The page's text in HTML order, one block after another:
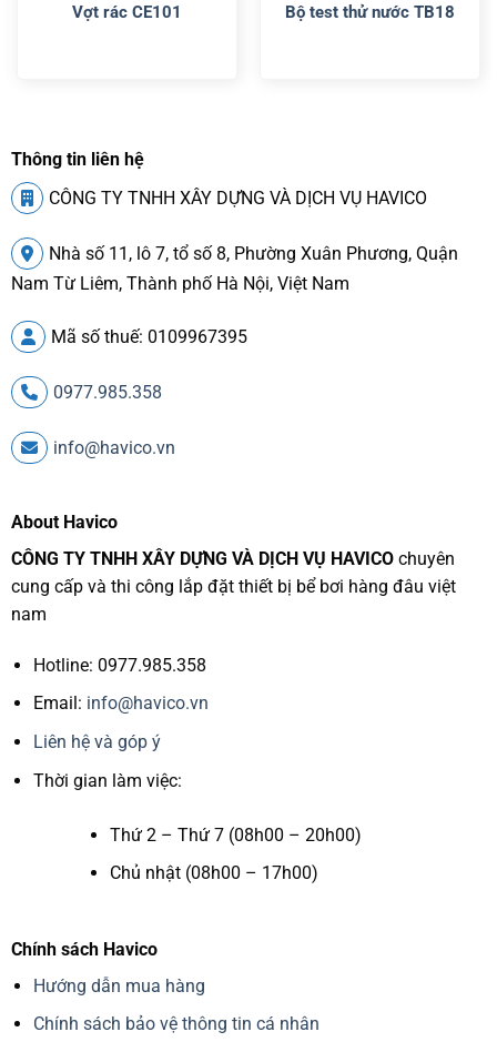
Vợt rác CE101 Bộ test thử nước TB18
Thông tin liên hệ
CÔNG TY TNHH XÂY DỰNG VÀ DỊCH VỤ HAVICO
Nhà số 11, lô 7, tổ số 8, Phường Xuân Phương, Quận
Nam Từ Liêm, Thành phố Hà Nội, Việt Nam
Mã số thuế: 0109967395
0977.985.358
info@havico.vn
About Havico
CÔNG TY TNHH XÂY DỰNG VÀ DỊCH VỤ HAVICO chuyên
cung cấp và thi công lắp đặt thiết bị bể bơi hàng đâu việt
nam
Hotline: 0977.985.358
Email: info@havico.vn
Liên hệ và góp ý
Thời gian làm việc:
Thứ 2 – Thứ 7 (08h00 – 20h00)
Chủ nhật (08h00 – 17h00)
Chính sách Havico
Hướng dẫn mua hàng
Chính sách bảo vệ thông tin cá nhân